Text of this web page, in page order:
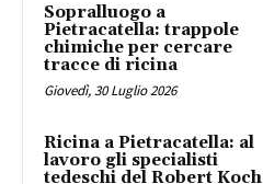
Sopralluogo a
Pietracatella: trappole
chimiche per cercare
tracce di ricina
Giovedì, 30 Luglio 2026
Ricina a Pietracatella: al
lavoro gli specialisti
tedeschi del Robert Koch